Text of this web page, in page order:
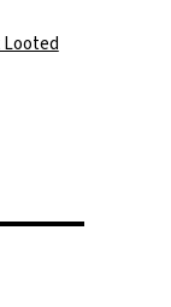
Looted